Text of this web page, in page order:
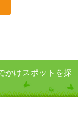
かけスポットを探